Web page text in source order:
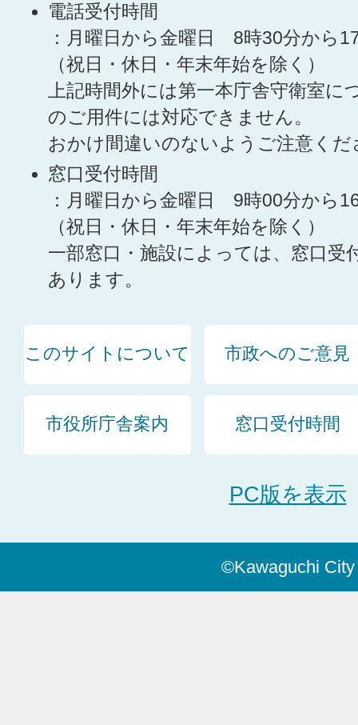
電話受付時間
：月曜日から金曜日 8時30分から
（祝日・休日・年末年始を除く）
上記時間外には第一本庁舎守衛室に
のご用件には対応できません。
おかけ間違いのないようご注意くだ
窓口受付時間
：月曜日から金曜日 9時00分から
（祝日・休日・年末年始を除く）
一部窓口・施設によっては、窓口受
あります。
このサイトについて 市政へのご意見
市役所庁舎案内 窓口受付時間
PC版を表示
©Kawaguchi City